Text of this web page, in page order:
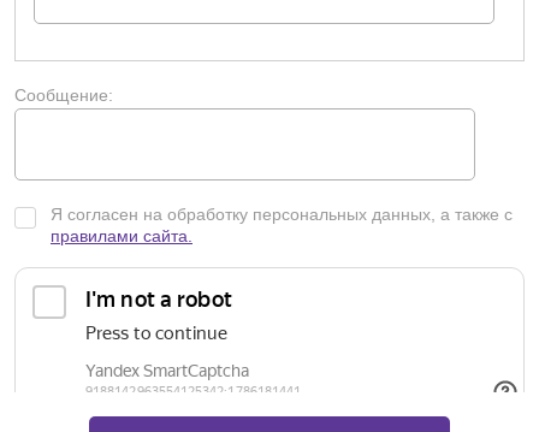
Сообщение:
Я согласен на обработку персональных данных, а также с
правилами сайта.